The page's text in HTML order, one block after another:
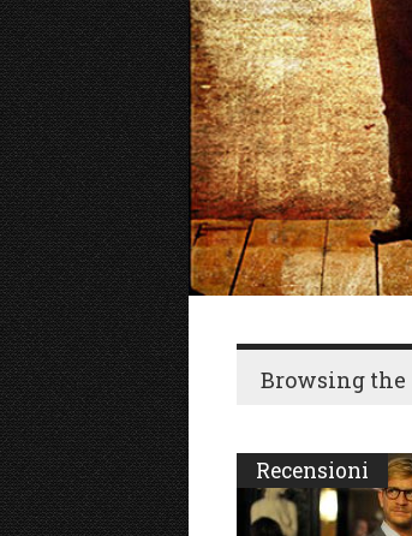
Browsing the
Recensioni